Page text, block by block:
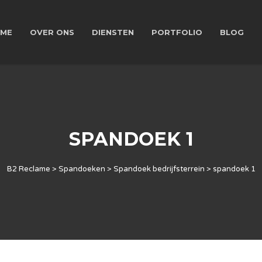
OVER ONS DIENSTEN PORTFOLIO BLOG
SPANDOEK 1
B2 Reclame > Spandoeken > Spandoek bedrijfsterrein > spandoek 1